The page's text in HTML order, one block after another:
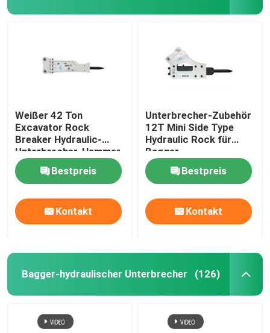
Benutzter Bagger Machine
Weißer 42 Ton
Excavator Rock
Breaker Hydraulic-
Unterbrecher-Hammer
der Tonnen-52
Bestpreis
Kontakt
Unterbrecher-Zubehör
12T Mini Side Type
Hydraulic Rock für
Bagger
Bestpreis
Kontakt
Bagger-hydraulischer Unterbrecher (126)